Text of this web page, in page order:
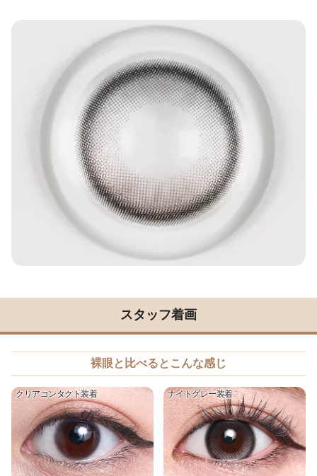
スタッフ着画
裸眼と比べるとこんな感じ
クリアコンタクト装着 ナイトグレー装着